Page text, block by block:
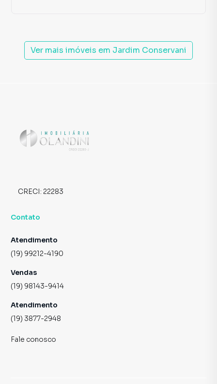
Ver mais imóveis em Jardim Conservani
CRECI: 22283
Contato
Atendimento
(19) 99212-4190
Vendas
(19) 98143-9414
Atendimento
(19) 3877-2948
Fale conosco